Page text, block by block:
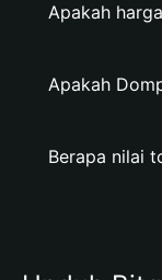
Apakah
Apakah
Berapa nilai